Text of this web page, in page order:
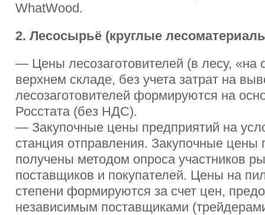
WhatWood.
2. Лесосырьё (круглые
— Цены лесозаготовителей (в лесу, «на
верхнем складе, без учета затрат на
лесозаготовителей формируются на
Росстата (без НДС).
— Закупочные цены предприятий на
станция отправления. Закупочные цены
получены методом опроса участников
поставщиков и покупателей. Цены на
степени формируются за счет цен,
независимым поставщиками